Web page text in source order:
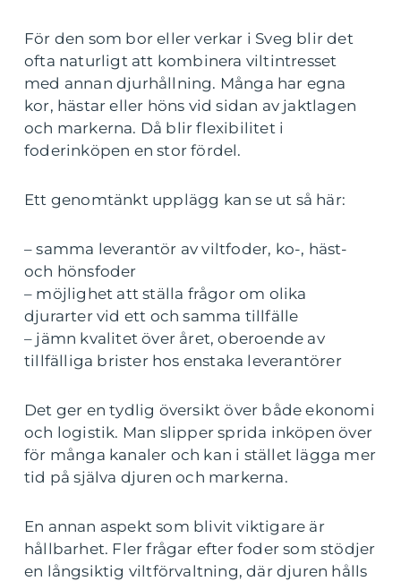
För den som bor eller verkar i Sveg blir det
ofta naturligt att kombinera viltintresset
med annan djurhållning. Många har egna
kor, hästar eller höns vid sidan av jaktlagen
och markerna. Då blir flexibilitet i
foderinköpen en stor fördel.
Ett genomtänkt upplägg kan se ut så här:
– samma leverantör av viltfoder, ko-, häst-
och hönsfoder
– möjlighet att ställa frågor om olika
djurarter vid ett och samma tillfälle
– jämn kvalitet över året, oberoende av
tillfälliga brister hos enstaka leverantörer
Det ger en tydlig översikt över både ekonomi
och logistik. Man slipper sprida inköpen över
för många kanaler och kan i stället lägga mer
tid på själva djuren och markerna.
En annan aspekt som blivit viktigare är
hållbarhet. Fler frågar efter foder som stödjer
en långsiktig viltförvaltning, där djuren hålls